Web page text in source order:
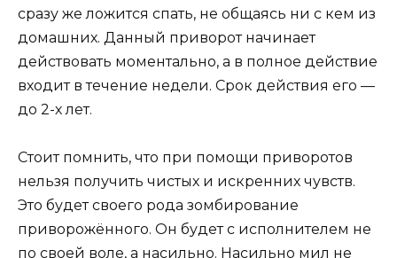
сразу же ложится спать, не общаясь ни с кем из
домашних. Данный приворот начинает
действовать моментально, а в полное действие
входит в течение недели. Срок действия его —
до 2-х лет.
Стоит помнить, что при помощи приворотов
нельзя получить чистых и искренних чувств.
Это будет своего рода зомбирование
приворожённого. Он будет с исполнителем не
по своей воле, а насильно. Насильно мил не